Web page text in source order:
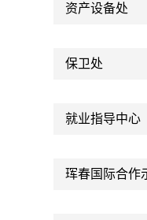
资产设备处
保卫处
就业指导中心
珲春国际合作